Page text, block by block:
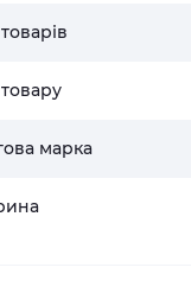
марка